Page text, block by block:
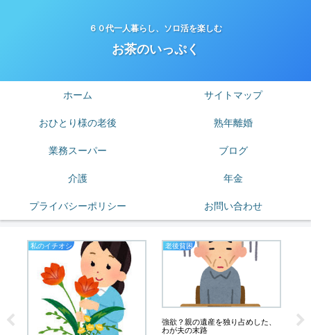
６０代一人暮らし、ソロ活を楽しむ
お茶のいっぷく
ホーム サイトマップ
おひとり様の老後 熟年離婚
業務スーパー ブログ
介護 年金
プライバシーポリシー お問い合わせ
使
私のイチオシ 老後貧困
強欲？親の遺産を独り占めした、
わが夫の末路